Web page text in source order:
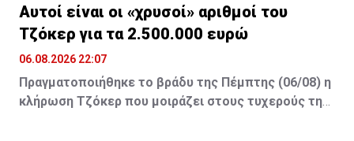
Αυτοί είναι οι «χρυσοί» αριθμοί του
Τζόκερ για τα 2.500.000 ευρώ
06.08.2026 22:07
Πραγματοποιήθηκε το βράδυ της Πέμπτης (06/08) η
κλήρωση Τζόκερ που μοιράζει στους τυχερούς της